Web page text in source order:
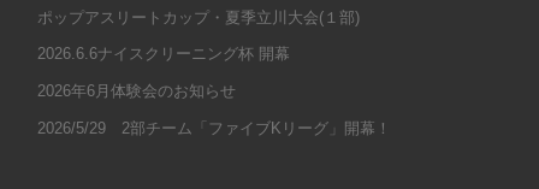
ポップアスリートカップ・夏季立川大会(１部)
2026.6.6ナイスクリーニング杯 開幕
2026年6月体験会のお知らせ
2026/5/29 2部チーム「ファイブKリーグ」開幕！